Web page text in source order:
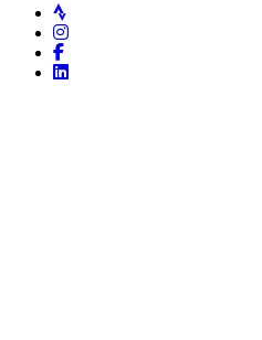
Strava
Instagram
Facebook
LinkedIn